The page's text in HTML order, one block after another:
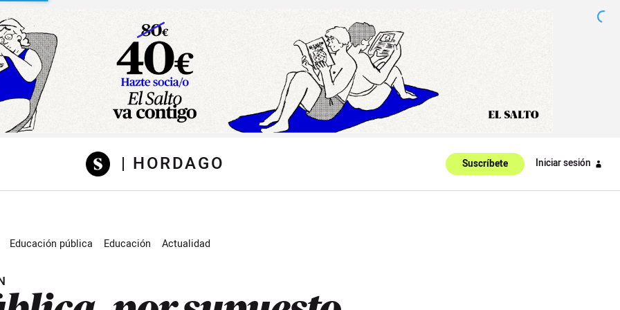
| HORDAGO Suscríbete Iniciar sesión
Educación pública Educación Actualidad